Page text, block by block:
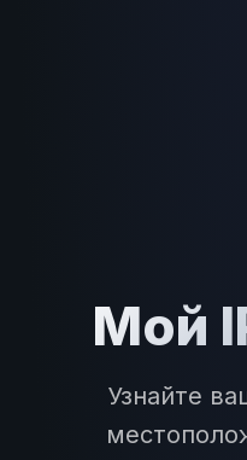
Мой
Узнайте